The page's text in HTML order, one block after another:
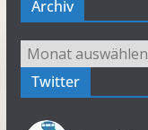
Archiv
Archiv
Twitter